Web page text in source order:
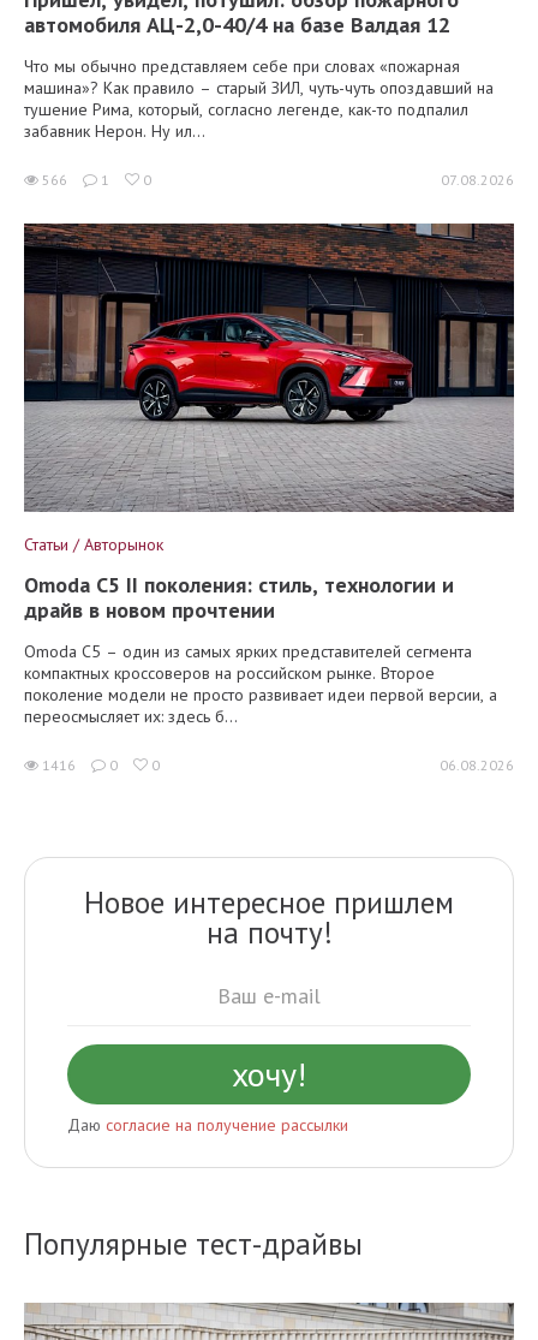
автомобиля АЦ-2,0-40/4 на базе Валдая 12
Что мы обычно представляем себе при словах «пожарная
машина»? Как правило – старый ЗИЛ, чуть-чуть опоздавший на
тушение Рима, который, согласно легенде, как-то подпалил
забавник Нерон. Ну ил...
566 1 0 07.08.2026
Статьи / Авторынок
Omoda C5 II поколения: стиль, технологии и
драйв в новом прочтении
Omoda C5 – один из самых ярких представителей сегмента
компактных кроссоверов на российском рынке. Второе
поколение модели не просто развивает идеи первой версии, а
переосмысляет их: здесь б...
1416 0 0 06.08.2026
Новое интересное пришлем
на почту!
Даю согласие на получение рассылки
Популярные тест-драйвы